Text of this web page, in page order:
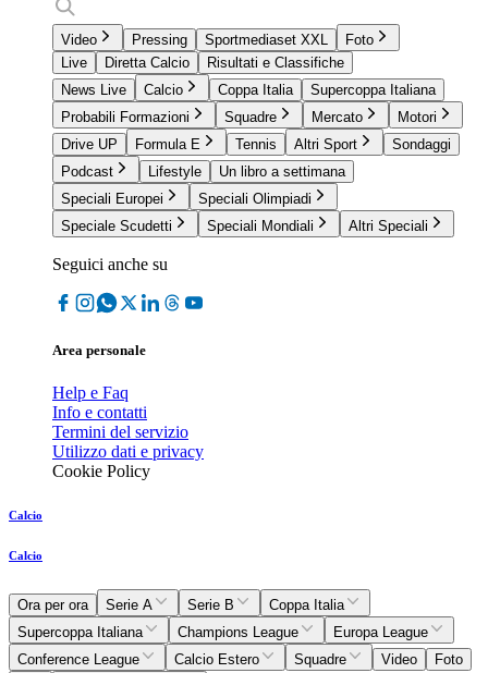
Video Pressing Sportmediaset XXL
Foto
Live
Diretta Calcio
Risultati e Classifiche
News Live
Calcio Coppa Italia
Supercoppa Italiana
Probabili Formazioni
Squadre Mercato
Motori
Drive UP
Formula E Tennis Altri Sport
Sondaggi
Podcast
Lifestyle
Un libro a settimana
Speciali Europei
Speciali Olimpiadi
Speciale Scudetti
Speciali Mondiali Altri Speciali
Seguici anche su
Area personale
Help e Faq
Info e contatti
Termini del servizio
Utilizzo dati e privacy
Cookie Policy
Calcio
Calcio
Ora per ora Serie A Serie B
Coppa Italia
Supercoppa Italiana
Champions League
Europa League
Conference League
Calcio Estero Squadre Video
Foto